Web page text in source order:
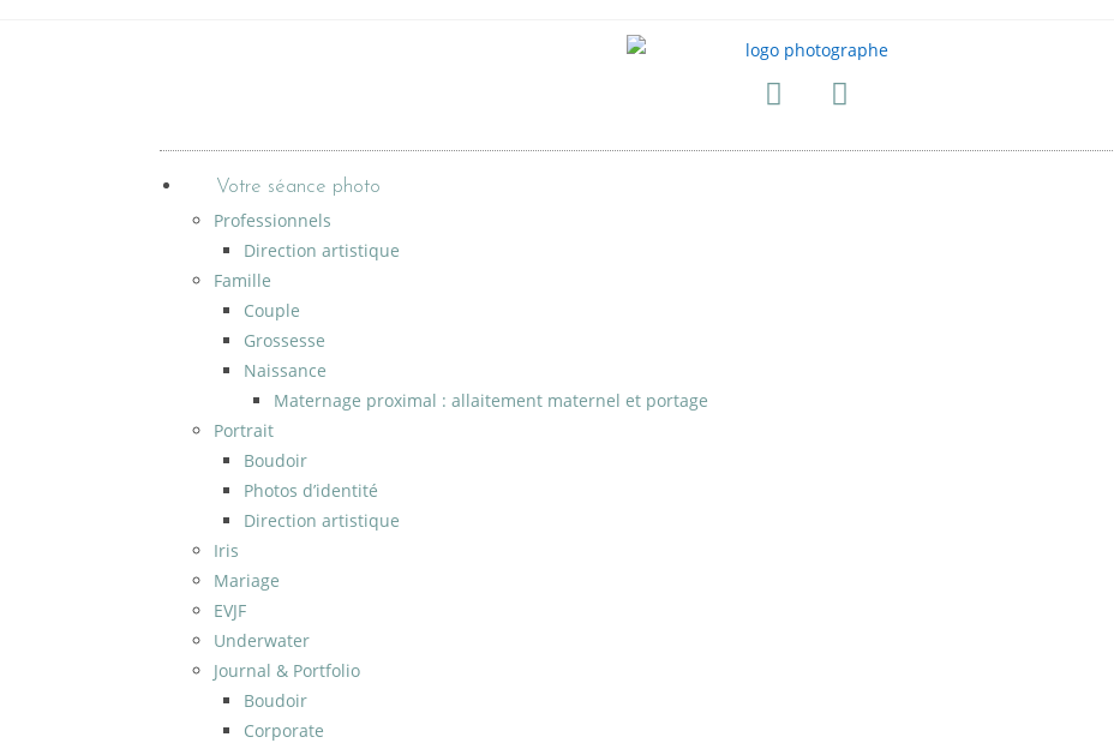
Votre séance photo
Professionnels
Direction artistique
Famille
Couple
Grossesse
Naissance
Maternage proximal : allaitement maternel et portage
Portrait
Boudoir
Photos d’identité
Direction artistique
Iris
Mariage
EVJF
Underwater
Journal & Portfolio
Boudoir
Corporate